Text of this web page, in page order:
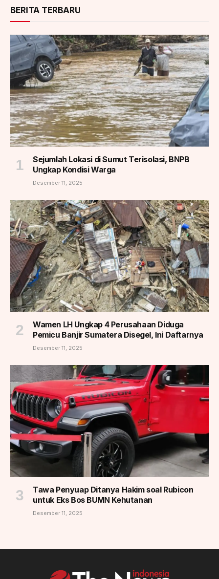
BERITA TERBARU
Sejumlah Lokasi di Sumut Terisolasi, BNPB
Ungkap Kondisi Warga
Desember 11, 2025
Wamen LH Ungkap 4 Perusahaan Diduga
Pemicu Banjir Sumatera Disegel, Ini Daftarnya
Desember 11, 2025
Tawa Penyuap Ditanya Hakim soal Rubicon
untuk Eks Bos BUMN Kehutanan
Desember 11, 2025